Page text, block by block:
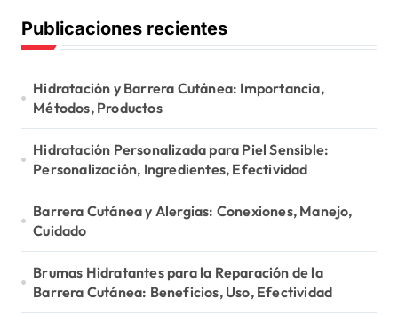
i
n
c
h
r
:
Publicaciones recientes
Hidratación y Barrera Cutánea: Importancia,
Métodos, Productos
Hidratación Personalizada para Piel Sensible:
Personalización, Ingredientes, Efectividad
Barrera Cutánea y Alergias: Conexiones, Manejo,
Cuidado
Brumas Hidratantes para la Reparación de la
Barrera Cutánea: Beneficios, Uso, Efectividad